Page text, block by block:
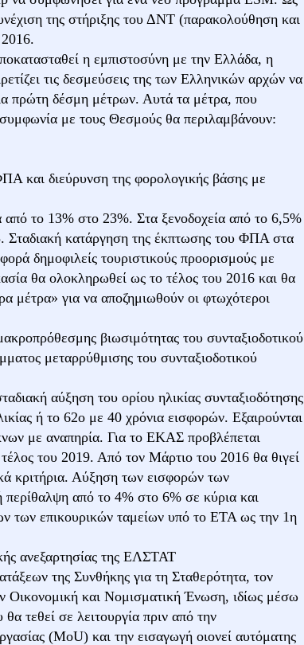
της στήριξης του ΔΝΤ (παρακολούθηση και
η εμπιστοσύνη με την Ελλάδα, η
τις δεσμεύσεις της των Ελληνικών αρχών να
πρώτη δέσμη μέτρων. Αυτά τα μέτρα, που
με τους Θεσμούς θα περιλαμβάνουν:
και διεύρυνση της φορολογικής βάσης με
το 13% στο 23%. Στα ξενοδοχεία από το 6,5%
Σταδιακή κατάργηση της έκπτωσης του ΦΠΑ στα
δημοφιλείς τουριστικούς προορισμούς με
θα ολοκληρωθεί ως το τέλος του 2016 και θα
μέτρα» για να αποζημιωθούν οι φτωχότεροι
βιωσιμότητας του συνταξιοδοτικού
μεταρρύθμισης του συνταξιοδοτικού
αύξηση του ορίου ηλικίας συνταξιοδότησης
ή το 62ο με 40 χρόνια εισφορών. Εξαιρούνται
με αναπηρία. Για το ΕΚΑΣ προβλέπεται
του 2019. Από τον Μάρτιο του 2016 θα θιγεί
κριτήρια. Αύξηση των εισφορών των
περίθαλψη από το 4% στο 6% σε κύρια και
των επικουρικών ταμείων υπό το ΕΤΑ ως την 1η
ανεξαρτησίας της ΕΛΣΤΑΤ
της Συνθήκης για τη Σταθερότητα, τον
Οικονομική και Νομισματική Ένωση, ιδίως μέσω
τεθεί σε λειτουργία πριν από την
(MoU) και την εισαγωγή οιονεί αυτόματης